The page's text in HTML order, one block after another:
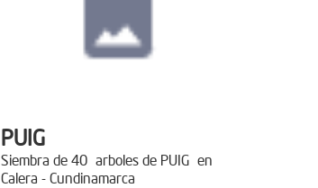
PUIG
Siembra de 40 arboles de PUIG en
Calera - Cundinamarca